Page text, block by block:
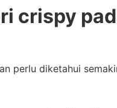
crispy
perlu diketahui